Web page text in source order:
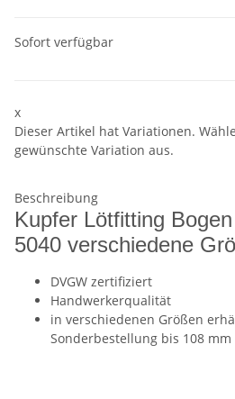
Sofort verfügbar
x
Dieser Artikel hat Variationen.
gewünschte Variation aus.
Beschreibung
Kupfer Lötfitting
5040 verschiedene
DVGW zertifiziert
Handwerkerqualität
in verschiedenen Größen
Sonderbestellung bis 108